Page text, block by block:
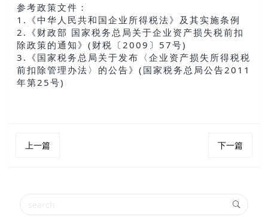
参考政策文件：
1.《中华人民共和国企业所得税法》及其实施条例
2.《财政部 国家税务总局关于企业资产损失税前扣
除政策的通知》(财税〔2009〕57号)
3.《国家税务总局关于发布〈企业资产损失所得税税
前扣除管理办法〉的公告》(国家税务总局公告2011
年第25号)
上一篇 下一篇